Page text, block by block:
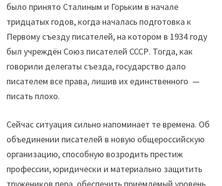
было принято Сталиным и Горьким в начале
тридцатых годов, когда началась подготовка к
Первому съезду писателей, на котором в 1934 году
был учреждён Союз писателей СССР. Тогда, как
говорили делегаты съезда, государство дало
писателем все права, лишив их единственного —
писать плохо.
Сейчас ситуация сильно напоминает те времена. Об
объединении писателей в новую общероссийскую
организацию, способную возродить престиж
профессии, юридически и материально защитить